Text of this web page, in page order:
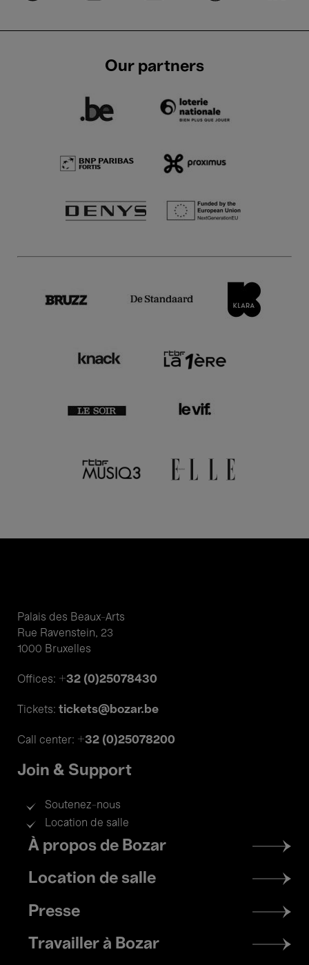
Our partners
Palais des Beaux-Arts
Rue Ravenstein, 23
1000 Bruxelles
Offices: +32 (0)25078430
Tickets: tickets@bozar.be
Call center: +32 (0)25078200
Join & Support
Soutenez-nous
Location de salle
Footer
menu
À propos de Bozar
Location de salle
Presse
Travailler à Bozar